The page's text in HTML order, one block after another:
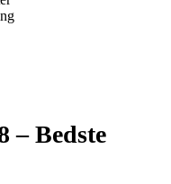
–Bedste